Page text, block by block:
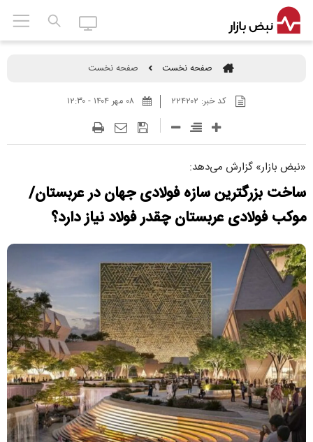
صفحه نخست صفحه نخست
کد خبر: ۲۲۴۲۰۲
«نبض بازار» گزارش می‌دهد:
ساخت بزرگترین سازه فولادی جهان در عربستان/
موکب فولادی عربستان چقدر فولاد نیاز دارد؟